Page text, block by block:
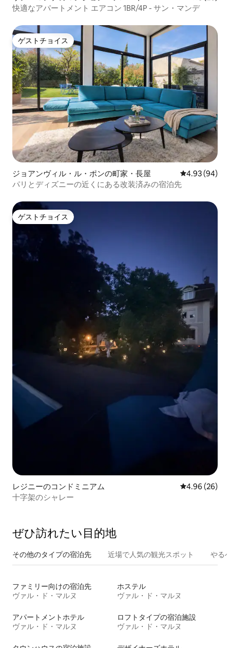
快適なアパートメント エアコン 1BR/4P - サン・マンデ
ゲストチョイス
ゲストチョイス
ジョアンヴィル・ル・ポンの町家・長屋 レビュー94
4.93 (94)
パリとディズニーの近くにある改装済みの宿泊先
ゲストチョイス
ゲストチョイス
レジニーのコンドミニアム レビュー26
4.96 (26)
十字架のシャレー
ぜひ訪⁠れ⁠た⁠い目⁠的⁠地
その他のタ⁠イ⁠プ⁠の宿⁠泊⁠先 近場で人気の観光スポット やる
ファミリー向けの宿泊先
ヴァル・ド・マルヌ
ホステル
ヴァル・ド・マルヌ
アパートメントホテル
ヴァル・ド・マルヌ
ロフトタイプの宿泊施設
ヴァル・ド・マルヌ